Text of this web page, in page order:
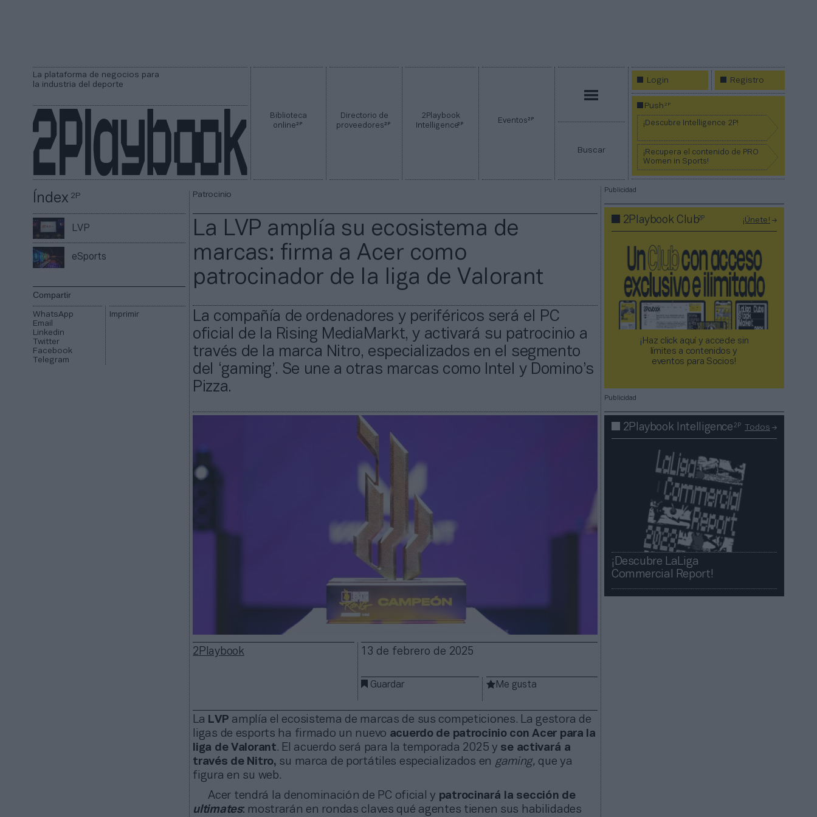
La plataforma de negocios para
la industria del deporte
Biblioteca
online2P
Directorio de
proveedores2P
2Playbook
Intelligence2P Eventos2P
Buscar
Login Registro
Push2P
¡Descubre Intelligence 2P!
¡Recupera el contenido de PRO
Women in Sports!
Índex2P
LVP
eSports
Compartir
WhatsApp
Email
Linkedin
Twitter
Facebook
Telegram
Imprimir
Patrocinio
La LVP amplía su ecosistema de
marcas: firma a Acer como
patrocinador de la liga de Valorant
La compañía de ordenadores y periféricos será el PC
oficial de la Rising MediaMarkt, y activará su patrocinio a
través de la marca Nitro, especializados en el segmento
del ‘gaming’. Se une a otras marcas como Intel y Domino’s
Pizza.
2Playbook 13 de febrero de 2025
Guardar Me gusta
La LVP amplía el ecosistema de marcas de sus competiciones. La gestora de
ligas de esports ha firmado un nuevo acuerdo de patrocinio con Acer para la
liga de Valorant. El acuerdo será para la temporada 2025 y se activará a
través de Nitro, su marca de portátiles especializados en gaming, que ya
figura en su web.
Acer tendrá la denominación de PC oficial y patrocinará la sección de
ultimates: mostrarán en rondas claves qué agentes tienen sus habilidades
Publicidad
2Playbook Club2P ¡Únete!
¡Haz click aquí y accede sin
límites a contenidos y
eventos para Socios!​​​​​​​
Publicidad
2Playbook Intelligence2P Todos
¡Descubre LaLiga
Commercial Report!​​